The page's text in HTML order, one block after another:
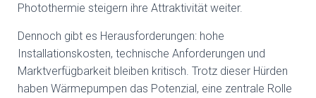
Photothermie steigern ihre Attraktivität weiter.
Dennoch gibt es Herausforderungen: hohe
Installationskosten, technische Anforderungen und
Marktverfügbarkeit bleiben kritisch. Trotz dieser Hürden
haben Wärmepumpen das Potenzial, eine zentrale Rolle